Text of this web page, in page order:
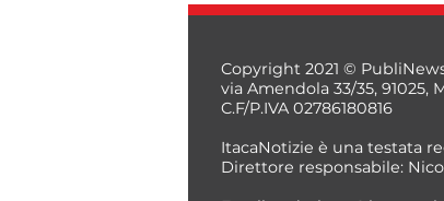
Copyright 2021 © PubliNews
via Amendola 33/35, 91025,
C.F/P.IVA 02786180816
ItacaNotizie è una testata
Direttore responsabile: